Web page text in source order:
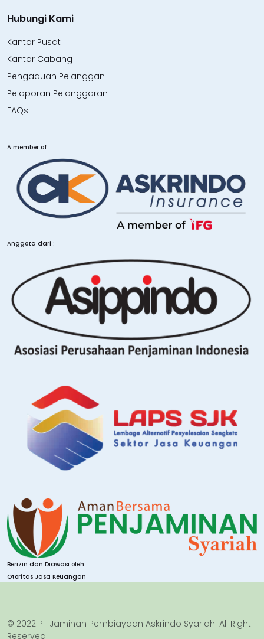
Hubungi Kami
Kantor Pusat
Kantor Cabang
Pengaduan Pelanggan
Pelaporan Pelanggaran
FAQs
A member of :
Anggota dari :
Berizin dan Diawasi oleh
Otoritas Jasa Keuangan
© 2022 PT Jaminan Pembiayaan Askrindo Syariah. All Right
Reserved.